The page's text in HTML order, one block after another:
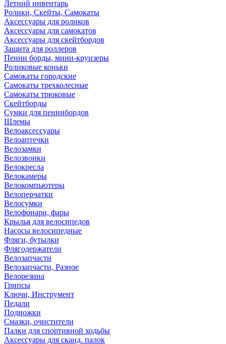
Летний инвентарь
Ролики, Скейты, Самокаты
Аксессуары для роликов
Аксессуары для самокатов
Аксессуары для скейтбордов
Защита для роллеров
Пенни борды, мини-круизеры
Роликовые коньки
Самокаты городские
Самокаты трехколесные
Самокаты трюковые
Скейтборды
Сумки для пеннибордов
Шлемы
Велоаксессуары
Велоаптечки
Велозамки
Велозвонки
Велокресла
Велокамеры
Велокомпьютеры
Велоперчатки
Велосумки
Велофонари, фары
Крылья для велосипедов
Насосы велосипедные
Фляги, бутылки
Флягодержатели
Велозапчасти
Велозапчасти, Разное
Велорезина
Грипсы
Ключи, Инструмент
Педали
Подножки
Смазки, очистители
Палки для спортивной ходьбы
Аксессуары для сканд. палок